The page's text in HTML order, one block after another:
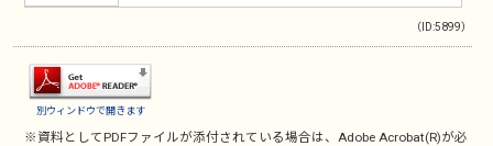
（ID:5899）
別ウィンドウで開きます
※資料としてPDFファイルが添付されている場合は、Adobe Acrobat(R)が必